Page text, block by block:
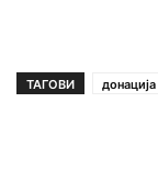
ТАГОВИ донација